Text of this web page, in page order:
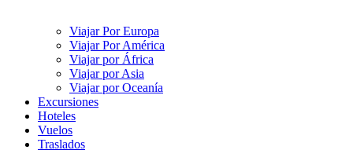
Viajar Por Europa
Viajar Por América
Viajar por África
Viajar por Asia
Viajar por Oceanía
Excursiones
Hoteles
Vuelos
Traslados